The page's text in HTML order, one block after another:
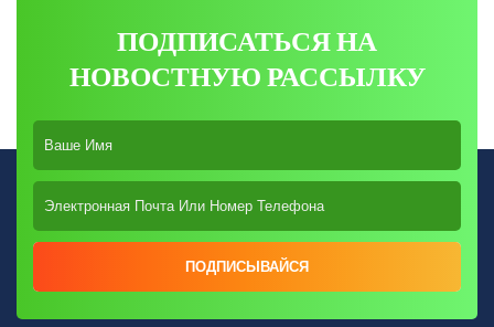
ПОДПИСАТЬСЯ НА
НОВОСТНУЮ РАССЫЛКУ
ПОДПИСЫВАЙСЯ